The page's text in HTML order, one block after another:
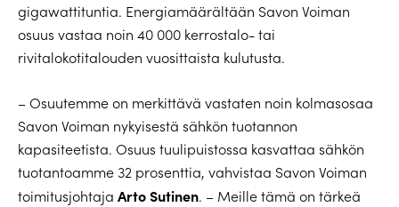
gigawattituntia. Energiamäärältään Savon Voiman
osuus vastaa noin 40 000 kerrostalo- tai
rivitalokotitalouden vuosittaista kulutusta.
– Osuutemme on merkittävä vastaten noin kolmasosaa
Savon Voiman nykyisestä sähkön tuotannon
kapasiteetista. Osuus tuulipuistossa kasvattaa sähkön
tuotantoamme 32 prosenttia, vahvistaa Savon Voiman
toimitusjohtaja Arto Sutinen. – Meille tämä on tärkeä